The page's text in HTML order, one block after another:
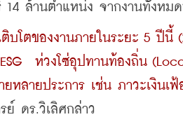
ล้านตำแหน่ง จากงานทั้งห
บโตของงานภายในระยะ 5 ปี
ห่วงโซ่อุปทานท้องถิ่น
ลายประการ เช่น ภาวะเงินเ
ย์ ดร.วิเลิศกล่าว